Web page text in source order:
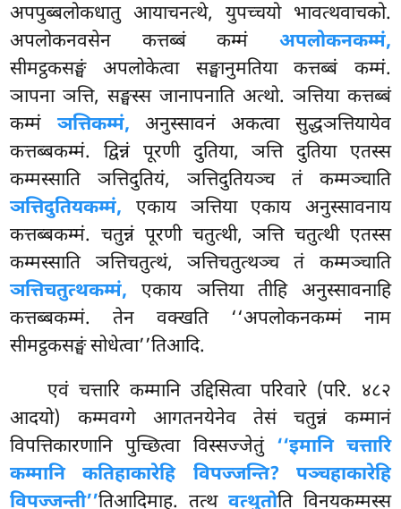
अपपुब्बलोकधातु आयाचनत्थे, युपच्चयो भावत्थवाचको.
अपलोकनवसेन कत्तब्बं कम्मं अपलोकनकम्मं,
सीमट्ठकसङ्घं अपलोकेत्वा सङ्घानुमतिया कत्तब्बं कम्मं.
ञापना ञत्ति, सङ्घस्स जानापनाति अत्थो. ञत्तिया कत्तब्बं
कम्मं ञत्तिकम्मं, अनुस्सावनं अकत्वा सुद्धञत्तियायेव
कत्तब्बकम्मं. द्विन्नं पूरणी दुतिया, ञत्ति दुतिया एतस्स
कम्मस्साति ञत्तिदुतियं, ञत्तिदुतियञ्च तं कम्मञ्चाति
ञत्तिदुतियकम्मं, एकाय ञत्तिया एकाय अनुस्सावनाय
कत्तब्बकम्मं. चतुन्नं पूरणी चतुत्थी, ञत्ति चतुत्थी एतस्स
कम्मस्साति ञत्तिचतुत्थं, ञत्तिचतुत्थञ्च तं कम्मञ्चाति
ञत्तिचतुत्थकम्मं, एकाय ञत्तिया तीहि अनुस्सावनाहि
कत्तब्बकम्मं. तेन वक्खति ‘‘अपलोकनकम्मं नाम
सीमट्ठकसङ्घं सोधेत्वा’’तिआदि.
एवं चत्तारि कम्मानि उद्दिसित्वा परिवारे (परि. ४८२
आदयो) कम्मवग्गे आगतनयेनेव तेसं चतुन्नं कम्मानं
विपत्तिकारणानि पुच्छित्वा विस्सज्जेतुं ‘‘इमानि चत्तारि
कम्मानि कतिहाकारेहि विपज्जन्ति? पञ्चहाकारेहि
विपज्जन्ती’’तिआदिमाह. तत्थ वत्थुतोति विनयकम्मस्स